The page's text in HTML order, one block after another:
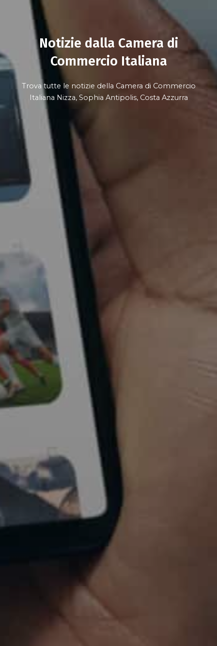
Notizie dalla Camera di
Commercio Italiana
Trova tutte le notizie della Camera di Commercio
Italiana Nizza, Sophia Antipolis, Costa Azzurra